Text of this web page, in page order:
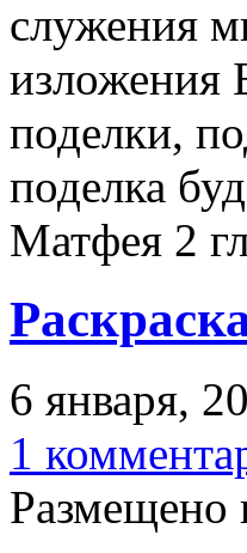
служения
изложения
поделки,
поделка
Матфея 2
6 января,
1
Размещено